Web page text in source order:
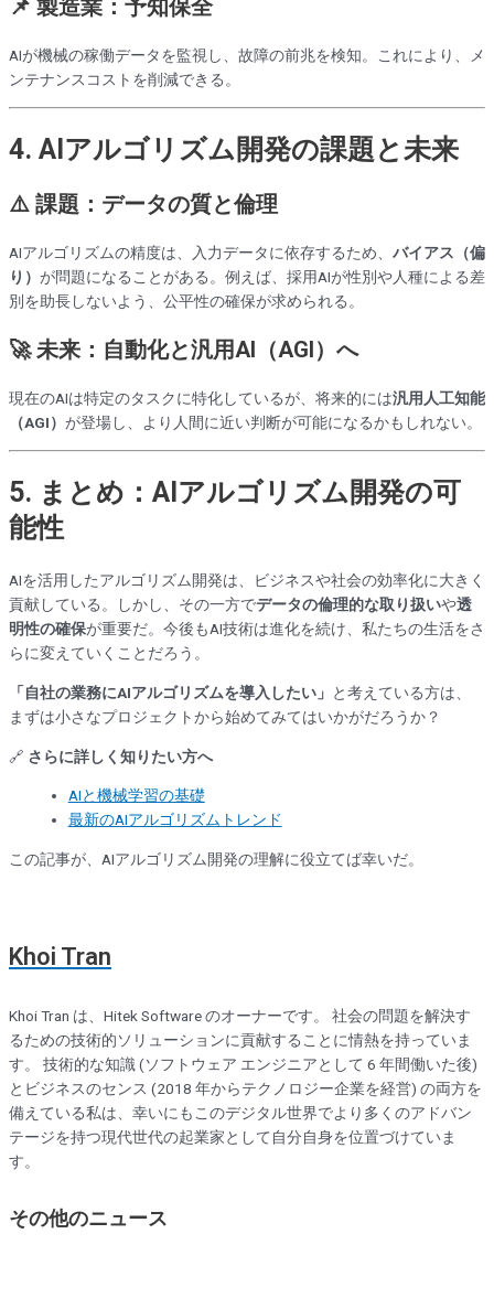
📌 製造業：予知保全
AIが機械の稼働データを監視し、故障の前兆を検知。これにより、メ
ンテナンスコストを削減できる。
4. AIアルゴリズム開発の課題と未来
⚠️ 課題：データの質と倫理
AIアルゴリズムの精度は、入力データに依存するため、 バイアス（偏
り） が問題になることがある。例えば、採用AIが性別や人種による差
別を助長しないよう、公平性の確保が求められる。
🚀 未来：自動化と汎用AI（AGI）へ
現在のAIは特定のタスクに特化しているが、将来的には汎用人工知能
（AGI） が登場し、より人間に近い判断が可能になるかもしれない。
5. まとめ：AIアルゴリズム開発の可
能性
AIを活用したアルゴリズム開発は、ビジネスや社会の効率化に大きく
貢献している。しかし、その一方でデータの倫理的な取り扱いや透
明性の確保が重要だ。今後もAI技術は進化を続け、私たちの生活をさ
らに変えていくことだろう。
「自社の業務にAIアルゴリズムを導入したい」 と考えている方は、
まずは小さなプロジェクトから始めてみてはいかがだろうか？
🔗 さらに詳しく知りたい方へ
AIと機械学習の基礎
最新のAIアルゴリズムトレンド
この記事が、AIアルゴリズム開発の理解に役立てば幸いだ。
Khoi Tran
Khoi Tran は、Hitek Software のオーナーです。 社会の問題を解決す
るための技術的ソリューションに貢献することに情熱を持っていま
す。 技術的な知識 (ソフトウェア エンジニアとして 6 年間働いた後)
とビジネスのセンス (2018 年からテクノロジー企業を経営) の両方を
備えている私は、幸いにもこのデジタル世界でより多くのアドバン
テージを持つ現代世代の起業家として自分自身を位置づけていま
す。
その他のニュース